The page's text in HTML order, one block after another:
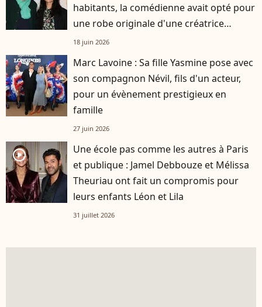
habitants, la comédienne avait opté pour
une robe originale d'une créatrice
française
18 juin 2026
Marc Lavoine : Sa fille Yasmine pose avec
son compagnon Névil, fils d'un acteur,
pour un évènement prestigieux en
famille
27 juin 2026
player2
Une école pas comme les autres à Paris
et publique : Jamel Debbouze et Mélissa
Theuriau ont fait un compromis pour
leurs enfants Léon et Lila
31 juillet 2026